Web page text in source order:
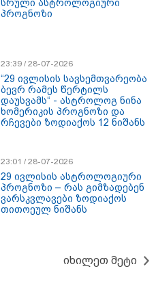
სრული ასტროლოგიური
პროგნოზი
23:39 / 28-07-2026
“29 ივლისის სავსემთვარეობა
ბევრ რამეს წერტილს
დაუსვამს“ - ასტროლოგ ნინა
ხომერიკის პროგნოზი და
რჩევები ზოდიაქოს 12 ნიშანს
23:01 / 28-07-2026
29 ივლისის ასტროლოგიური
პროგნოზი – რას გიმზადებენ
ვარსკვლავები ზოდიაქოს
თითოეულ ნიშანს
იხილეთ მეტი